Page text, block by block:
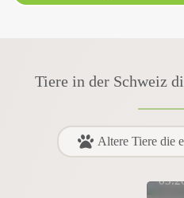
Tiere in der Schweiz
Altere Tiere die
-